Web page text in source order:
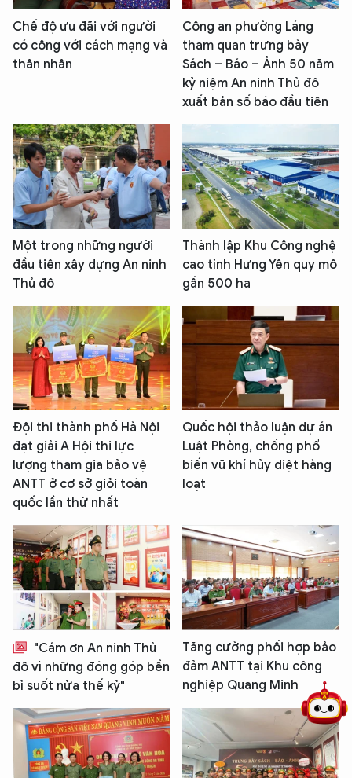
Chế độ ưu đãi với người
có công với cách mạng và
thân nhân
Công an phường Láng
tham quan trưng bày
Sách – Báo – Ảnh 50 năm
kỷ niệm An ninh Thủ đô
xuất bản số báo đầu tiên
Một trong những người
đầu tiên xây dựng An ninh
Thủ đô
Thành lập Khu Công nghệ
cao tỉnh Hưng Yên quy mô
gần 500 ha
Đội thi thành phố Hà Nội
đạt giải A Hội thi lực
lượng tham gia bảo vệ
ANTT ở cơ sở giỏi toàn
quốc lần thứ nhất
Quốc hội thảo luận dự án
Luật Phòng, chống phổ
biến vũ khí hủy diệt hàng
loạt
"Cám ơn An ninh Thủ
đô vì những đóng góp bền
bỉ suốt nửa thế kỷ"
Tăng cường phối hợp bảo
đảm ANTT tại Khu công
nghiệp Quang Minh
5 điểm nghẽn của Hà Nội giải pháp xử lý điểm nghẽn của